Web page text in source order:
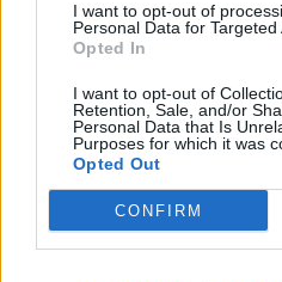
I want to opt-out of
Personal Data for Targeted
Opted In
I want to opt-out of
Retention, Sale, and/or
Personal Data that Is
Purposes for which it was
Opted Out
CONFIRM
Elyna Robbs: